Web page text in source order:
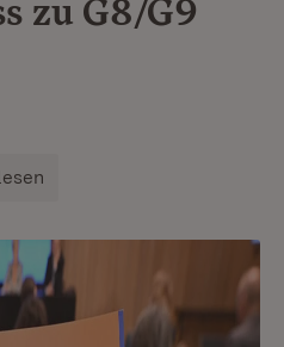
zu G8/G9